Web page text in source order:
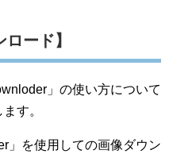
ロード】
」の使い方について
す。
」を使用しての画像ダウン